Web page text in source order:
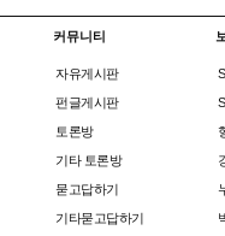
커뮤니티
자유게시판
펀글게시판
토론방
기타 토론방
묻고답하기
기타묻고답하기